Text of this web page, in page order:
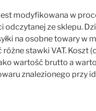
modyfikowana w
odczytanej ze sklepu.
na osobne towary w
stawki VAT. Koszt
wartość brutto a
znalezionego przy